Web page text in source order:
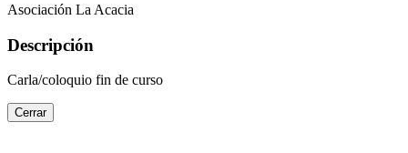
Asociación La Acacia
Descripción
Carla/coloquio fin de curso
Cerrar